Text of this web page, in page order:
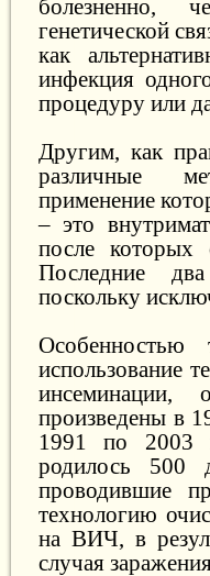
болезненно,
генетической
как
инфекция
процедуру или
Другим, как
различные
применение
– это
после которых
Последние
поскольку
Особенностью
использование
инсеминации,
произведены в
1991 по 2003
родилось 500
проводившие
технологию
на ВИЧ, в
случая